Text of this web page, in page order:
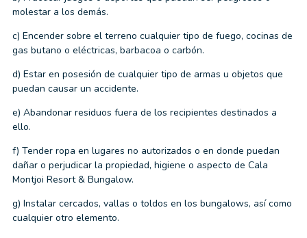
molestar a los demás.
c) Encender sobre el terreno cualquier tipo de fuego, cocinas de
gas butano o eléctricas, barbacoa o carbón.
d) Estar en posesión de cualquier tipo de armas u objetos que
puedan causar un accidente.
e) Abandonar residuos fuera de los recipientes destinados a
ello.
f) Tender ropa en lugares no autorizados o en donde puedan
dañar o perjudicar la propiedad, higiene o aspecto de Cala
Montjoi Resort & Bungalow.
g) Instalar cercados, vallas o toldos en los bungalows, así como
cualquier otro elemento.